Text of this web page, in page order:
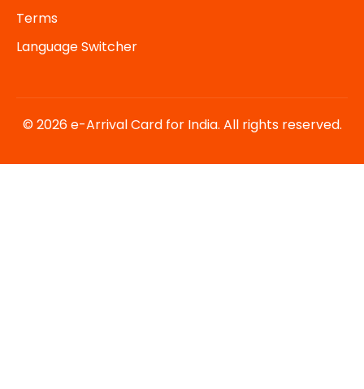
Terms
Language Switcher
© 2026 e-Arrival Card for India. All rights reserved.